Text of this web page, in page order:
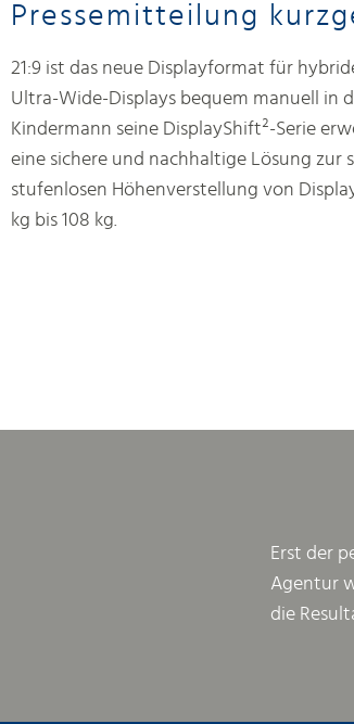
Pressemitteilung
21:9 ist das neue Displayformat für
Ultra-Wide-Displays bequem manuell in
Kindermann seine DisplayShift²-Serie
eine sichere und nachhaltige Lösung zur
stufenlosen Höhenverstellung von
kg bis 108 kg.
Erst der
Agentur
die